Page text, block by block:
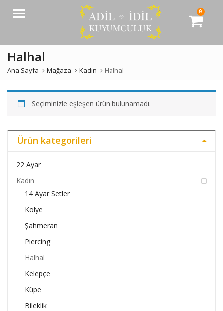
Menü 0
Halhal
Ana Sayfa Mağaza Kadın Halhal
Seçiminizle eşleşen ürün bulunamadı.
Ürün kategorileri
22 Ayar
Kadın
14 Ayar Setler
Kolye
Şahmeran
Piercing
Halhal
Kelepçe
Küpe
Bileklik